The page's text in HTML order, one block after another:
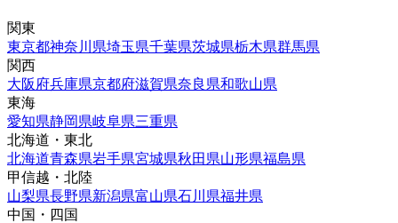
関東
東京都神奈川県埼玉県千葉県茨城県栃木県群馬県
関西
大阪府兵庫県京都府滋賀県奈良県和歌山県
東海
愛知県静岡県岐阜県三重県
北海道・東北
北海道青森県岩手県宮城県秋田県山形県福島県
甲信越・北陸
山梨県長野県新潟県富山県石川県福井県
中国・四国